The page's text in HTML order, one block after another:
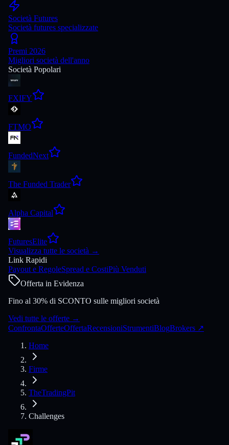
Società Futures
Società futures specializzate
Premi 2026
Migliori società dell'anno
Società Popolari
FXIFY
FTMO
FundedNext
The Funded Trader
Alpha Capital
FuturesElite
Visualizza tutte le società →
Link Rapidi
Payout e RegoleSpread e CostiPiù Venduti
Offerta in Evidenza
Fino al 30% di SCONTO sulle migliori società
Vedi tutte le offerte →
ConfrontaOfferteOffertaRecensioniStrumentiBlogBrokers ↗
Home
Firme
TheTradingPit
Challenges